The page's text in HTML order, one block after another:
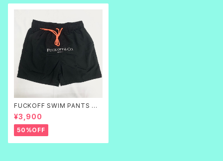
FUCKOFF SWIM PANTS 黒
刺繍
¥3,900
50%OFF